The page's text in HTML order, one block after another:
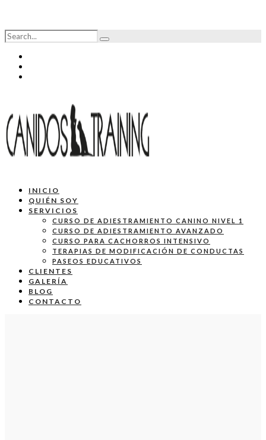
INICIO
QUIÉN SOY
SERVICIOS
CURSO DE ADIESTRAMIENTO CANINO NIVEL 1
CURSO DE ADIESTRAMIENTO AVANZADO
CURSO PARA CACHORROS INTENSIVO
TERAPIAS DE MODIFICACIÓN DE CONDUCTAS
PASEOS EDUCATIVOS
CLIENTES
GALERÍA
BLOG
CONTACTO